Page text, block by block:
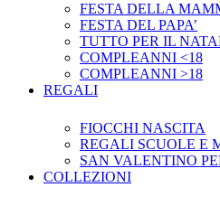
FESTA DELLA
FESTA DEL PAPA’
TUTTO PER IL
COMPLEANNI <18
COMPLEANNI >18
REGALI
FIOCCHI NASCITA
REGALI SCUOLE E
SAN VALENTINO
COLLEZIONI